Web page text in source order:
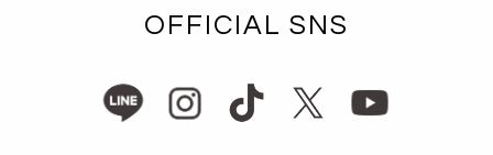
OFFICIAL SNS